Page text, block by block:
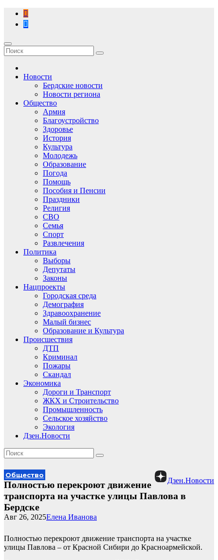
Перейти
содержимому
Новости
Бердские новости
Новости региона
Общество
Армия
Благоустройство
Здоровье
История
Культура
Молодежь
Образование
Погода
Помощь
Пособия и Пенсии
Праздники
Религия
СВО
Семья
Спорт
Развлечения
Политика
Выборы
Депутаты
Законы
Нацпроекты
Городская среда
Демография
Здравоохранение
Малый бизнес
Образование и Культура
Происшествия
ДТП
Криминал
Пожары
Скандал
Экономика
Дороги и Транспорт
ЖКХ и Строительство
Промышленность
Сельское хозяйство
Экология
Дзен.Новости
Дзен.Новости
Общество
Полностью перекроют движение
транспорта на участке улицы Павлова в
Бердске
Елена Иванова
Авг 26, 2025
Полностью перекроют движение транспорта на участке
улицы Павлова – от Красной Сибири до Красноармейской.